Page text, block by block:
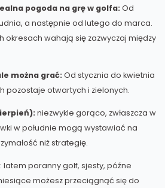
pogoda na grę w golfa: Od
a następnie od lutego do marca.
okresach wahają się zazwyczaj między
można grać: Od stycznia do kwietnia
pozostaje otwartych i zielonych.
niezwykle gorąco, zwłaszcza w
w południe mogą wystawiać na
niż strategię.
latem poranny golf, sjesty, późne
możesz przeciągnąć się do